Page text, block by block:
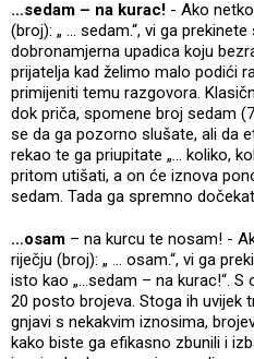
…sedam – na kurac! - Ako
(broj): „ ... sedam.“, vi ga
dobronamjerna upadica koju
prijatelja kad želimo malo podići
primijeniti temu razgovora.
dok priča, spomene broj sedam
se da ga pozorno slušate, ali da
rekao te ga priupitate „… koliko,
pritom utišati, a on će iznova
sedam. Tada ga spremno
…osam – na kurcu te nosam! -
riječju (broj): „ ... osam.“, vi ga
isto kao „…sedam – na kurac!“. S
20 posto brojeva. Stoga ih uvijek
gnjavi s nekakvim iznosima,
kako biste ga efikasno zbunili i